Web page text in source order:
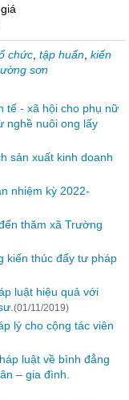
chức tập huấn kiến
sơn
tế - xã hội cho phụ nữ
nghề nuôi ong lấy
sản xuất kinh doanh
nhiệm kỳ 2022-
thăm xã Trường
kiến thúc đẩy tư pháp
luật hiệu quả với
(01/11/2019)
lý cho cộng tác viên
luật về bình đẳng
– gia đình.